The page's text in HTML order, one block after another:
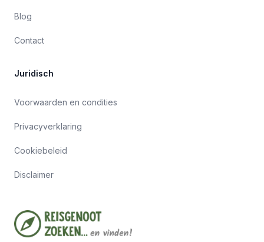
Blog
Contact
Juridisch
Voorwaarden en condities
Privacyverklaring
Cookiebeleid
Disclaimer